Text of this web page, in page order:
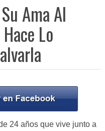
Ama Al
Lo
24 años que vive junto a